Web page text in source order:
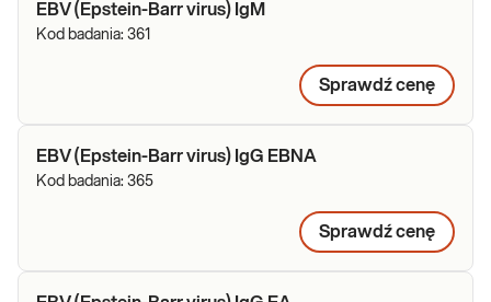
EBV (Epstein-Barr virus) IgM
Kod badania: 361
Sprawdź cenę
EBV (Epstein-Barr virus) IgG EBNA
Kod badania: 365
Sprawdź cenę